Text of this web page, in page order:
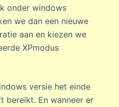
onder windows
we dan een nieuwe
aan en kiezen we
XPmodus
versie het einde
bereikt. En wanneer er